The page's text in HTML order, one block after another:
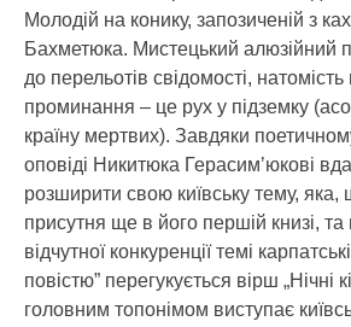
Молодій на конику, запозиченій з
Бахметюка. Мистецький алюзійний
до перельотів свідомості,
проминання – це рух у підземку
країну мертвих). Завдяки
оповіді Никитюка Герасим’юкові
розширити свою київську тему,
присутня ще в його першій книзі,
відчутної конкуренції темі
повістю” перегукується вірш „Нічні
головним топонімом виступає